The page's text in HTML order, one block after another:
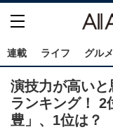
連載 ライフ グルメ
演技力が高いと
ランキング！ 2
豊」、1位は？